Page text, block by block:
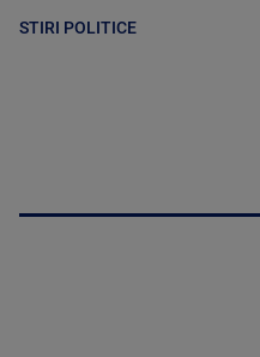
STIRI POLITICE